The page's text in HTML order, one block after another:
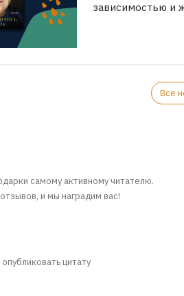
зависимостью и
Все
самому активному читателю.
и мы наградим вас!
цитату